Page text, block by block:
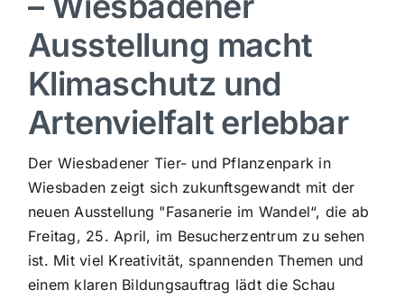
Sport
Panorama
Mein Stadtteil
Ausstellung macht
Klimaschutz und
Artenvielfalt erlebbar
Der Wiesbadener Tier- und Pflanzenpark in
Wiesbaden zeigt sich zukunftsgewandt mit der
neuen Ausstellung "Fasanerie im Wandel“, die ab
Freitag, 25. April, im Besucherzentrum zu sehen
ist. Mit viel Kreativität, spannenden Themen und
einem klaren Bildungsauftrag lädt die Schau